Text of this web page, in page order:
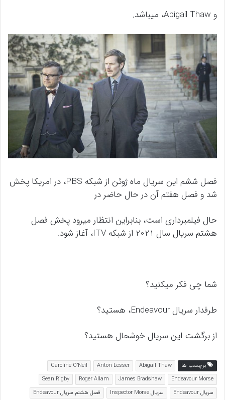
و Abigail Thaw، میباشد.
فصل ششم این سریال ماه ژوئن از شبکه PBS، در امریکا پخش
شد و فصل هفتم آن در حال حاضر در
حال فیلمبرداری است، بنابراین انتظار میرود پخش فصل
هشتم سریال سال 2021 از شبکه ITV، آغاز شود.
شما چی فکر میکنید؟
طرفدار سریال Endeavour، هستید؟
از برگشت این سریال خوشحال هستید؟
برچسب ها Abigail Thaw
Anton Lesser
Caroline O’Neil
Endeavour Morse
James Bradshaw
Roger Allam
Sean Rigby
سریال Endeavour
سریال Inspector Morse فصل هشتم سریال Endeavour